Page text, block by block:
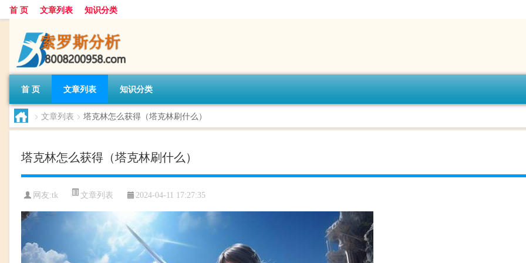
首 页 文章列表 知识分类
首 页 文章列表 知识分类
> 文章列表 > 塔克林怎么获得（塔克林刷什么）
塔克林怎么获得（塔克林刷什么）
网友:tk 文章列表 2024-04-11 17:27:35